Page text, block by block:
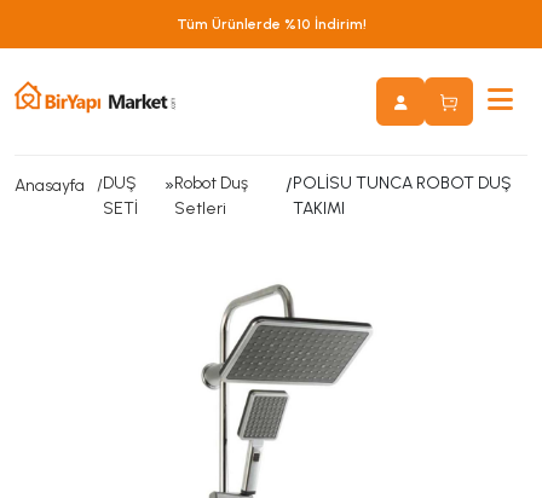
Tüm Ürünlerde %10 İndirim!
Anasayfa
DUŞ
SETİ
»Robot Duş
Setleri
/POLİSU TUNCA ROBOT DUŞ
TAKIMI